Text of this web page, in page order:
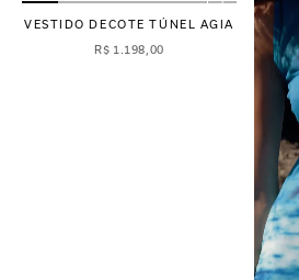
VESTIDO DECOTE TÚNEL AGIA
R$ 1 198 00